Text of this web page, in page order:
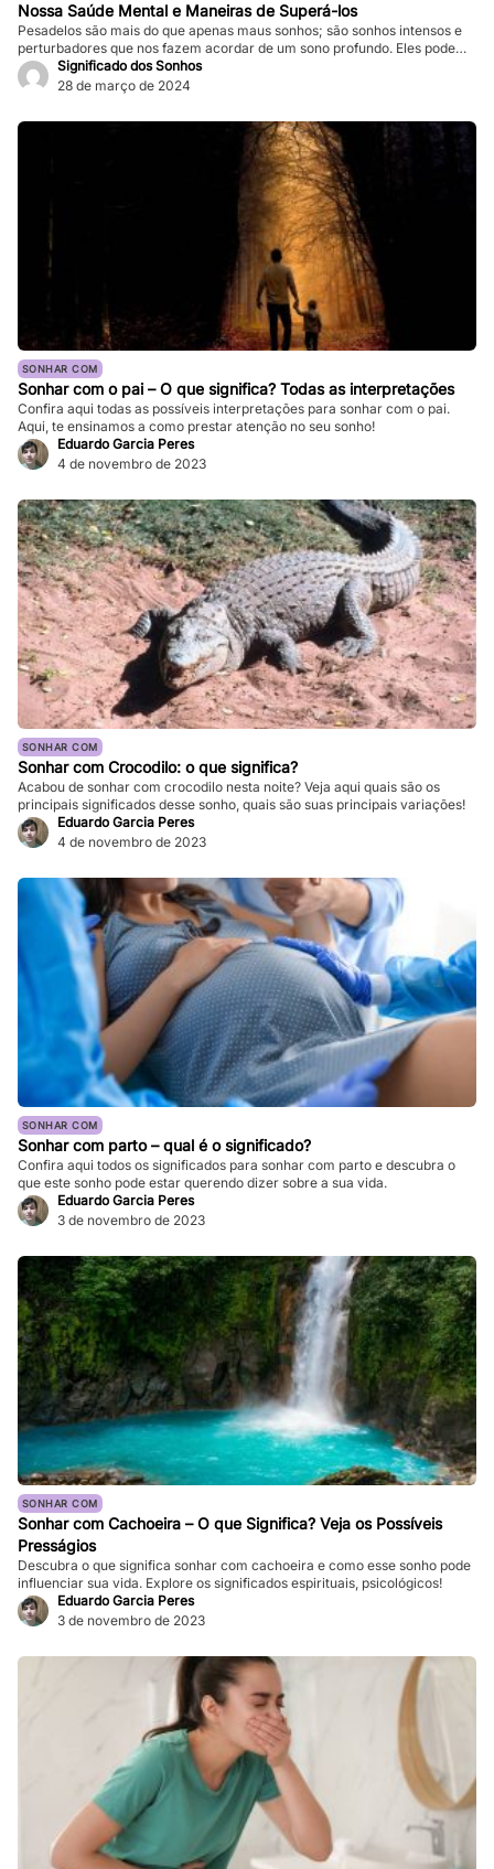
Nossa Saúde Mental e Maneiras de Superá-los
Pesadelos são mais do que apenas maus sonhos; são sonhos intensos e
perturbadores que nos fazem acordar de um sono profundo. Eles podem
ser tão vívidos e assustadores que fazem nosso coração bater forte, e a
sensação de medo persiste mesmo depois de acordarmos. Enquanto
impactar significativamente nossa […]
Significado dos Sonhos
28 de março de 2024
SONHAR COM
Sonhar com o pai – O que significa? Todas as interpretações
Confira aqui todas as possíveis interpretações para sonhar com o pai.
Aqui, te ensinamos a como prestar atenção no seu sonho!
Eduardo Garcia Peres
4 de novembro de 2023
SONHAR COM
Sonhar com Crocodilo: o que significa?
Acabou de sonhar com crocodilo nesta noite? Veja aqui quais são os
principais significados desse sonho, quais são suas principais variações!
Eduardo Garcia Peres
4 de novembro de 2023
SONHAR COM
Sonhar com parto – qual é o significado?
Confira aqui todos os significados para sonhar com parto e descubra o
que este sonho pode estar querendo dizer sobre a sua vida.
Eduardo Garcia Peres
3 de novembro de 2023
SONHAR COM
Sonhar com Cachoeira – O que Significa? Veja os Possíveis
Presságios
Descubra o que significa sonhar com cachoeira e como esse sonho pode
influenciar sua vida. Explore os significados espirituais, psicológicos!
Eduardo Garcia Peres
3 de novembro de 2023